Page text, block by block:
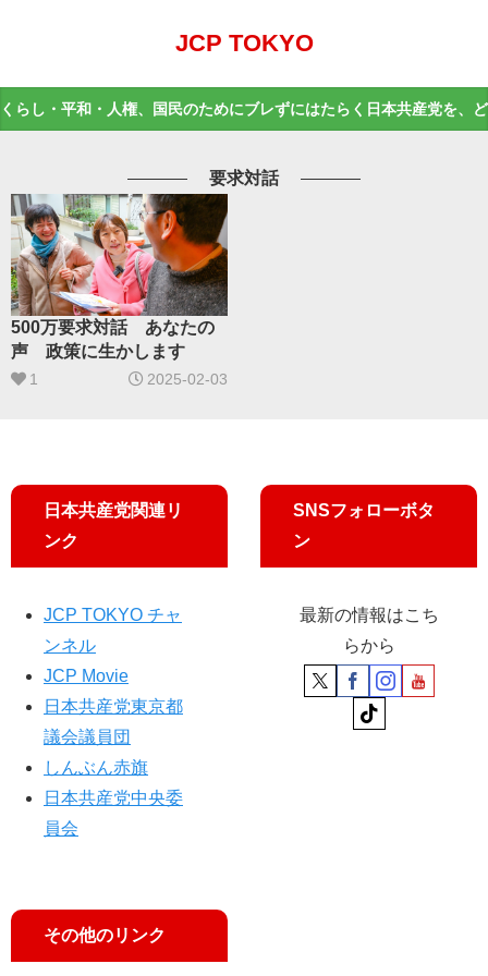
JCP TOKYO
くらし・平和・人権、国民のためにブレずにはたらく日本共産党を、
要求対話
500万要求対話 あなたの
声 政策に生かします
1 2025-02-03
日本共産党関連リ
ンク
JCP TOKYO チャ
ンネル
JCP Movie
日本共産党東京都
議会議員団
しんぶん赤旗
日本共産党中央委
員会
その他のリンク
SNSフォローボタ
ン
最新の情報はこち
らから